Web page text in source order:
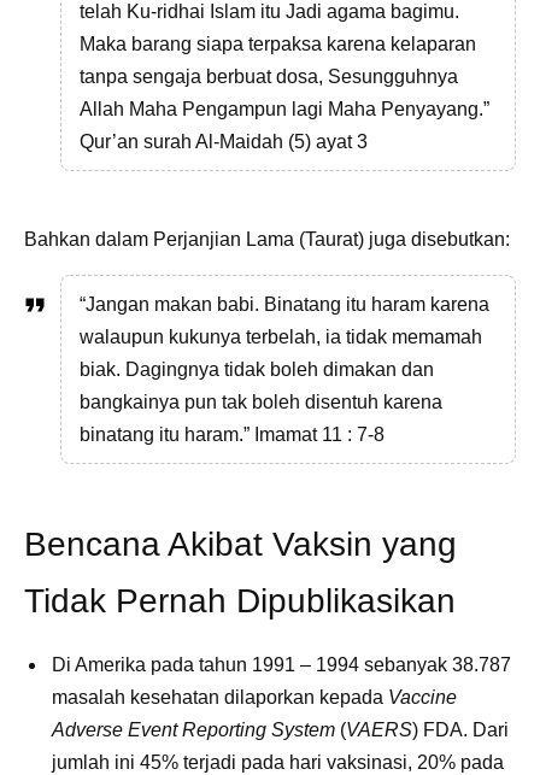
telah Ku-ridhai Islam itu Jadi agama bagimu.
Maka barang siapa terpaksa karena kelaparan
tanpa sengaja berbuat dosa, Sesungguhnya
Allah Maha Pengampun lagi Maha Penyayang.”
Qur’an surah Al-Maidah (5) ayat 3
Bahkan dalam Perjanjian Lama (Taurat) juga disebutkan:
“Jangan makan babi. Binatang itu haram karena
walaupun kukunya terbelah, ia tidak memamah
biak. Dagingnya tidak boleh dimakan dan
bangkainya pun tak boleh disentuh karena
binatang itu haram.” Imamat 11 : 7-8
Bencana Akibat Vaksin yang
Tidak Pernah Dipublikasikan
Di Amerika pada tahun 1991 – 1994 sebanyak 38.787
masalah kesehatan dilaporkan kepada Vaccine
Adverse Event Reporting System (VAERS) FDA. Dari
jumlah ini 45% terjadi pada hari vaksinasi, 20% pada